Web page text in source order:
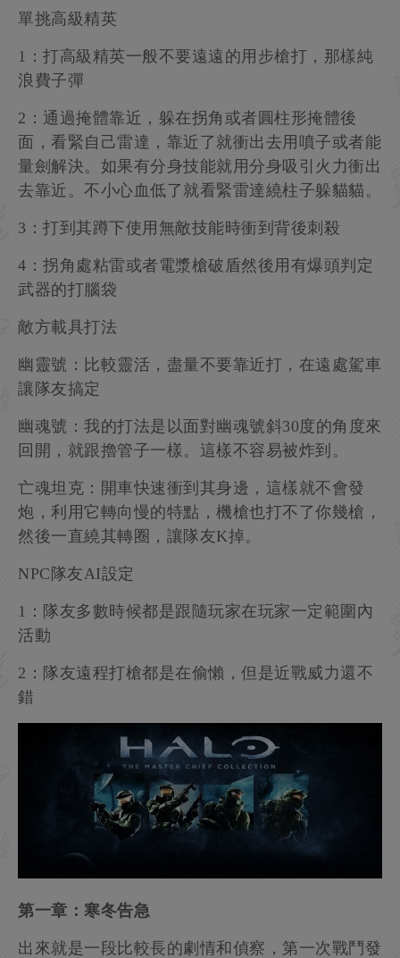
單挑高級精英
1：打高級精英一般不要遠遠的用步槍打，那樣純
浪費子彈
2：通過掩體靠近，躲在拐角或者圓柱形掩體後
面，看緊自己雷達，靠近了就衝出去用噴子或者能
量劍解決。如果有分身技能就用分身吸引火力衝出
去靠近。不小心血低了就看緊雷達繞柱子躲貓貓。
3：打到其蹲下使用無敵技能時衝到背後刺殺
4：拐角處粘雷或者電漿槍破盾然後用有爆頭判定
武器的打腦袋
敵方載具打法
幽靈號：比較靈活，盡量不要靠近打，在遠處駕車
讓隊友搞定
幽魂號：我的打法是以面對幽魂號斜30度的角度來
回開，就跟擼管子一樣。這樣不容易被炸到。
亡魂坦克：開車快速衝到其身邊，這樣就不會發
炮，利用它轉向慢的特點，機槍也打不了你幾槍，
然後一直繞其轉圈，讓隊友K掉。
NPC隊友AI設定
1：隊友多數時候都是跟隨玩家在玩家一定範圍內
活動
2：隊友遠程打槍都是在偷懶，但是近戰威力還不
錯
第一章：寒冬告急
出來就是一段比較長的劇情和偵察，第一次戰鬥發